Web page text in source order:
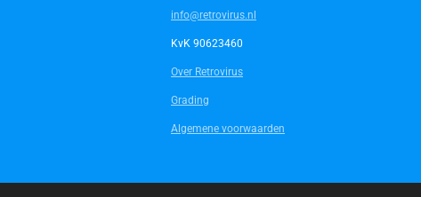
info@retrovirus.nl
KvK 90623460
Over Retrovirus
Grading
Algemene voorwaarden